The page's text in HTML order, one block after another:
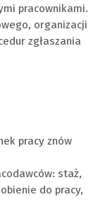
pracownikami.
organizacji
zgłaszania
pracy znów
staż,
do pracy,